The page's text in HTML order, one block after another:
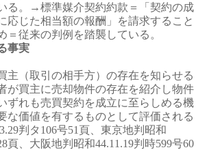
る。→標準媒介契約約款＝「契約の成
応じた相当額の報酬」を請求すること
＝従来の判例を踏襲している。
事実
主（取引の相手方）の存在を知らせる
が買主に売却物件の存在を紹介し物件
ずれも売買契約を成立に至らしめる機
な価値を有するものとして評価される
判タ106号51頁、東京地判昭和
頁、大阪地判昭和44.11.19判時599号60